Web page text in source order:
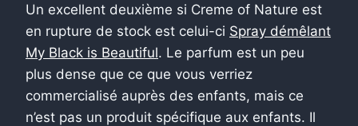
Un excellent deuxième si Creme of Nature est
en rupture de stock est celui-ci Spray démêlant
My Black is Beautiful. Le parfum est un peu
plus dense que ce que vous verriez
commercialisé auprès des enfants, mais ce
n’est pas un produit spécifique aux enfants. Il